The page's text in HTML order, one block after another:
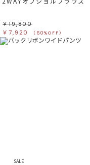
￥19,800
￥7,920
（60%OFF）
SALE